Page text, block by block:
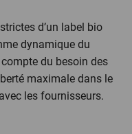
d’un label bio
dynamique du
du besoin des
maximale dans le
les fournisseurs.